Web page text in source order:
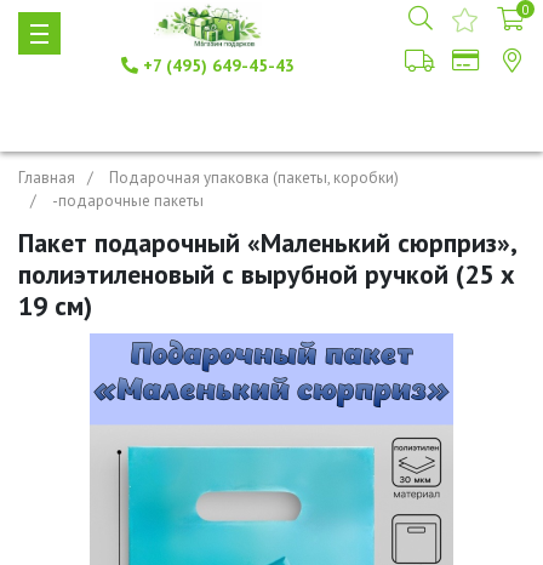
+7 (495) 649-45-43
0
Главная
Подарочная упаковка (пакеты, коробки)
-подарочные пакеты
Пакет подарочный «Маленький сюрприз»,
полиэтиленовый с вырубной ручкой (25 х
19 см)